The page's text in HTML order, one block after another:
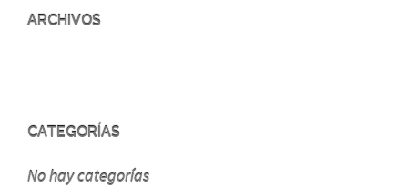
ARCHIVOS
CATEGORÍAS
No hay categorías